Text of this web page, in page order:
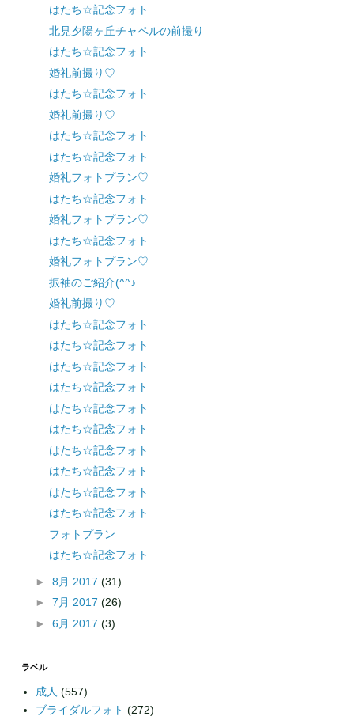
はたち☆記念フォト
北見夕陽ヶ丘チャペルの前撮り
はたち☆記念フォト
婚礼前撮り♡
はたち☆記念フォト
婚礼前撮り♡
はたち☆記念フォト
はたち☆記念フォト
婚礼フォトプラン♡
はたち☆記念フォト
婚礼フォトプラン♡
はたち☆記念フォト
婚礼フォトプラン♡
振袖のご紹介(^^♪
婚礼前撮り♡
はたち☆記念フォト
はたち☆記念フォト
はたち☆記念フォト
はたち☆記念フォト
はたち☆記念フォト
はたち☆記念フォト
はたち☆記念フォト
はたち☆記念フォト
はたち☆記念フォト
はたち☆記念フォト
フォトプラン
はたち☆記念フォト
► 8月 2017 (31)
► 7月 2017 (26)
► 6月 2017 (3)
ラベル
成人 (557)
ブライダルフォト (272)